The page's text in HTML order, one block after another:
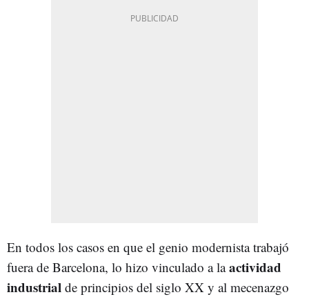
En todos los casos en que el genio modernista trabajó
fuera de Barcelona, lo hizo vinculado a laactividad
industrial de principios del siglo XX y al mecenazgo